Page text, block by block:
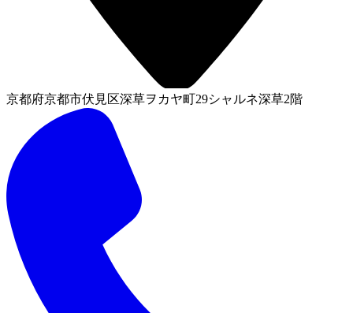
京都府京都市伏見区深草ヲカヤ町29シャルネ深草2階